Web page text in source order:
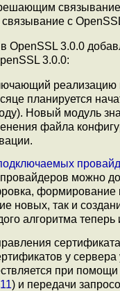
с
OpenSSL 3.0.0
3.0.0:
реализацию
планируется
Новый модуль
файла
можно
формирование
новых, так и
алгоритма
у
при
) и передачи